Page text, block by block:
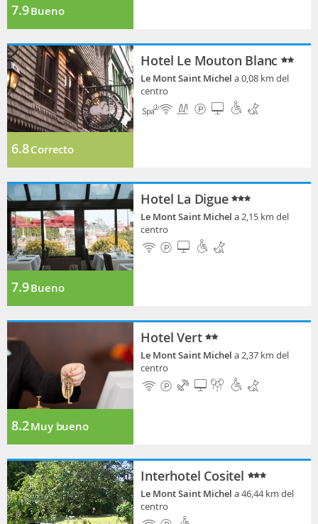
7.9Bueno
6.8Correcto
Hotel Le Mouton Blanc
Le Mont Saint Michela 0,08 km del
centro
7.9Bueno
Hotel La Digue
Le Mont Saint Michela 2,15 km del
centro
8.2Muy bueno
Hotel Vert
Le Mont Saint Michela 2,37 km del
centro
Interhotel Cositel
Le Mont Saint Michela 46,44 km del
centro